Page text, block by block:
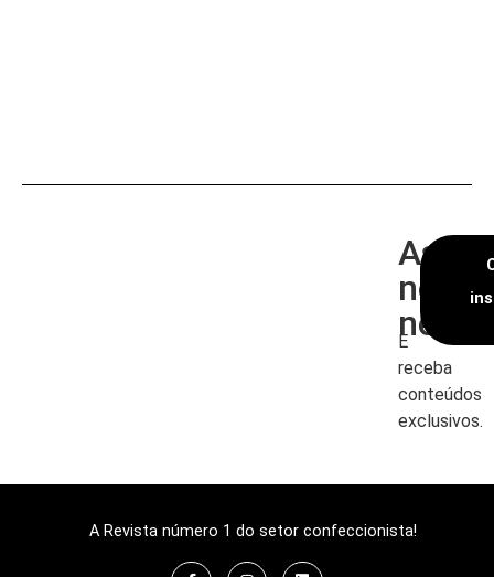
nossa
E
receba
conteúdos
exclusivos.
A Revista número 1 do setor confeccionista!